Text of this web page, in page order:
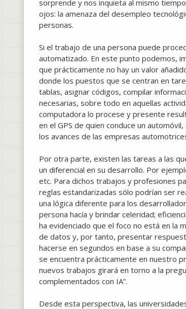
sorprende y nos inquieta al mismo
ojos: la amenaza del desempleo
personas.
Si el trabajo de una persona puede
automatizado. En este punto podemos,
que prácticamente no hay un valor
donde los puestos que se centran en
tablas, asignar códigos, compilar
necesarias, sobre todo en aquellas
computadora lo procese y presente
en el GPS de quien conduce un
los avances de las empresas
Por otra parte, existen las tareas a las
un diferencial en su desarrollo. Por
etc. Para dichos trabajos y profesiones
reglas estandarizadas sólo podrían ser
una lógica diferente para los
persona hacía y brindar celeridad;
ha evidenciado que el foco no está en la
de datos y, por tanto, presentar
hacerse en segundos en base a su
se encuentra prácticamente en nuestro
nuevos trabajos girará en torno a la
complementados con IA”.
Desde esta perspectiva, las